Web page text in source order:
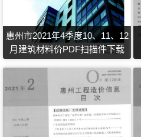
惠州市2021年4季度10、11、12
月建筑材料价PDF扫描件下载